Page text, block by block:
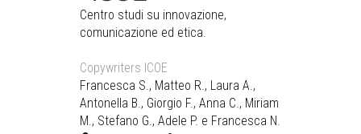
Centro studi su innovazione,
comunicazione ed etica.
Copywriters ICOE
Francesca S., Matteo R., Laura A.,
Antonella B., Giorgio F., Anna C., Miriam
M., Stefano G., Adele P. e Francesca N.